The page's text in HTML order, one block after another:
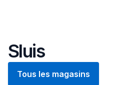
Sluis
Tous les magasins